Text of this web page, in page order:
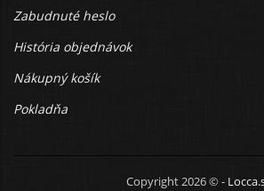
Zabudnuté heslo
História objednávok
Nákupný košík
Pokladňa
Copyright 2026 © -